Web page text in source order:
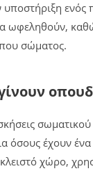
ενός
ωφεληθούν,
σώματος.
όσους έχουν
χώρο,